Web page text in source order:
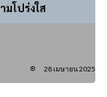
มโปร่งใส
28 เมษายน 2025